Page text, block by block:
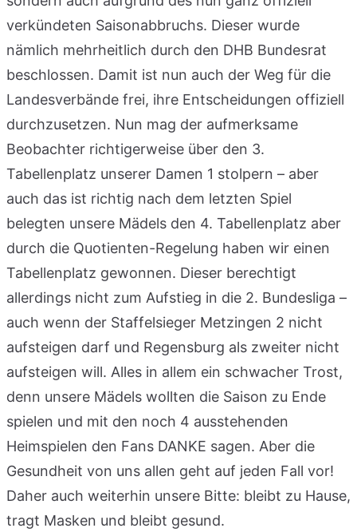
verkündeten Saisonabbruchs. Dieser wurde
nämlich mehrheitlich durch den DHB Bundesrat
beschlossen. Damit ist nun auch der Weg für die
Landesverbände frei, ihre Entscheidungen offiziell
durchzusetzen. Nun mag der aufmerksame
Beobachter richtigerweise über den 3.
Tabellenplatz unserer Damen 1 stolpern – aber
auch das ist richtig nach dem letzten Spiel
belegten unsere Mädels den 4. Tabellenplatz aber
durch die Quotienten-Regelung haben wir einen
Tabellenplatz gewonnen. Dieser berechtigt
allerdings nicht zum Aufstieg in die 2. Bundesliga –
auch wenn der Staffelsieger Metzingen 2 nicht
aufsteigen darf und Regensburg als zweiter nicht
aufsteigen will. Alles in allem ein schwacher Trost,
denn unsere Mädels wollten die Saison zu Ende
spielen und mit den noch 4 ausstehenden
Heimspielen den Fans DANKE sagen. Aber die
Gesundheit von uns allen geht auf jeden Fall vor!
Daher auch weiterhin unsere Bitte: bleibt zu Hause,
tragt Masken und bleibt gesund.